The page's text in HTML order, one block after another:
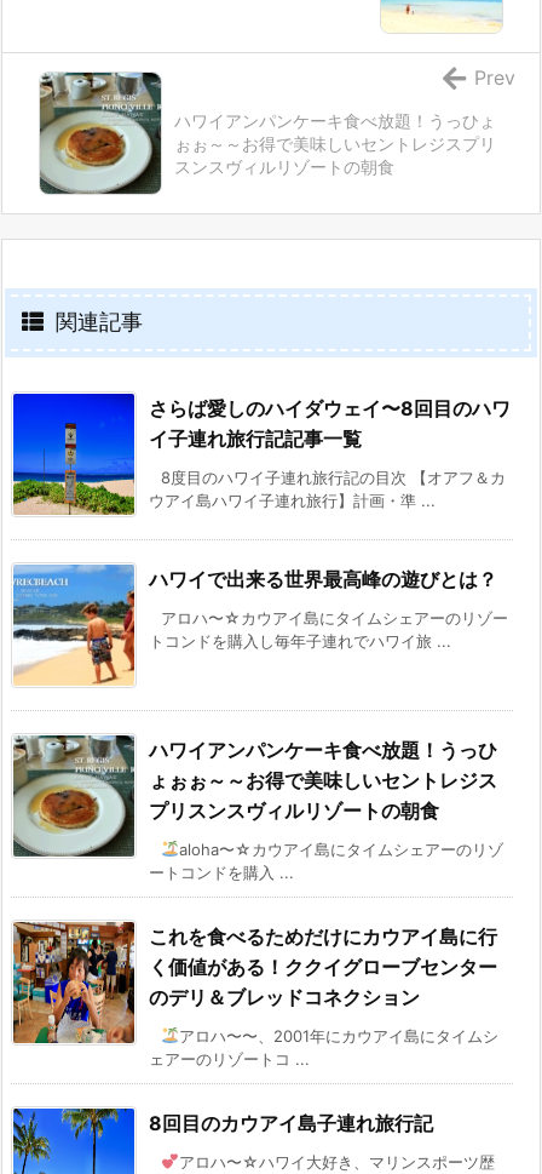
ハワイアンパンケーキ食べ放題！うっひょ
ぉぉ～～お得で美味しいセントレジスプリ
スンスヴィルリゾートの朝食
Prev
関連記事
さらば愛しのハイダウェイ〜8回目のハワ
イ子連れ旅行記記事一覧
8度目のハワイ子連れ旅行記の目次 【オアフ＆カ
ウアイ島ハワイ子連れ旅行】計画・準 ...
ハワイで出来る世界最高峰の遊びとは？
アロハ〜☆カウアイ島にタイムシェアーのリゾー
トコンドを購入し毎年子連れでハワイ旅 ...
ハワイアンパンケーキ食べ放題！うっひ
ょぉぉ～～お得で美味しいセントレジス
プリスンスヴィルリゾートの朝食
aloha〜☆カウアイ島にタイムシェアーのリゾ
ートコンドを購入 ...
これを食べるためだけにカウアイ島に行
く価値がある！ククイグローブセンター
のデリ＆ブレッドコネクション
アロハ〜〜、2001年にカウアイ島にタイムシ
ェアーのリゾートコ ...
8回目のカウアイ島子連れ旅行記
アロハ〜☆ハワイ大好き、マリンスポーツ歴